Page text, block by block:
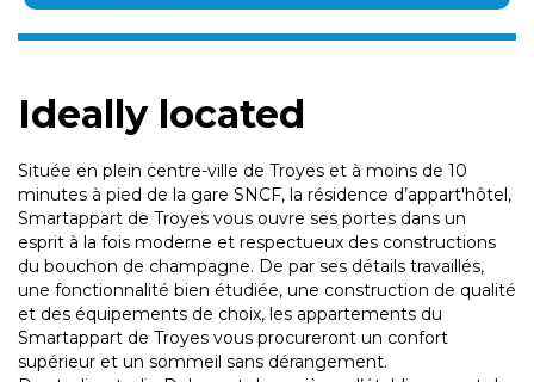
Ideally located
Située en plein centre-ville de Troyes et à moins de 10
minutes à pied de la gare SNCF, la résidence d’appart'hôtel,
Smartappart de Troyes vous ouvre ses portes dans un
esprit à la fois moderne et respectueux des constructions
du bouchon de champagne. De par ses détails travaillés,
une fonctionnalité bien étudiée, une construction de qualité
et des équipements de choix, les appartements du
Smartappart de Troyes vous procureront un confort
supérieur et un sommeil sans dérangement.